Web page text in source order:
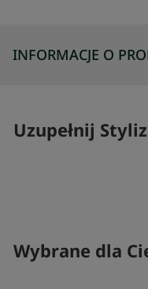
INFORMACJE O
Uzupełnij
Wybrane dla